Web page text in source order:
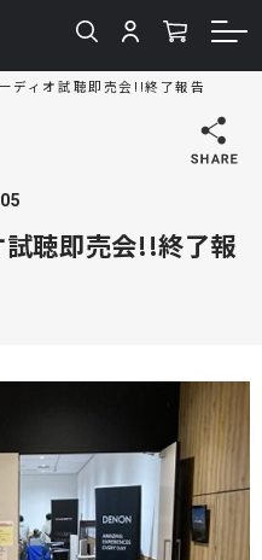
ィオ試聴即売会!!終了報告
聴即売会!!終了報